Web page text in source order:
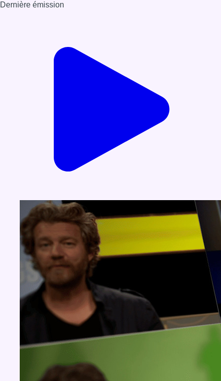
Dernière émission